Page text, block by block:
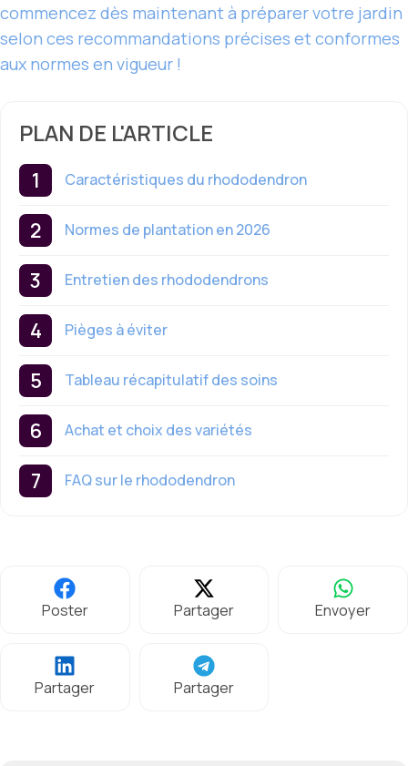
commencez dès maintenant à préparer votre jardin
selon ces recommandations précises et conformes
aux normes en vigueur !
PLAN DE L'ARTICLE
Caractéristiques du rhododendron
Normes de plantation en 2026
Entretien des rhododendrons
Pièges à éviter
Tableau récapitulatif des soins
Achat et choix des variétés
FAQ sur le rhododendron
Poster Partager Envoyer
Partager Partager